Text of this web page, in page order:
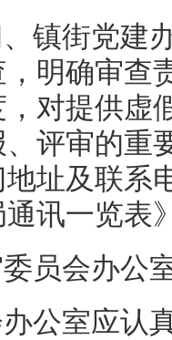
镇街党建
明确审查
对提供虚
评审的重
址及联系
讯一览表
委员会办公
公室应认